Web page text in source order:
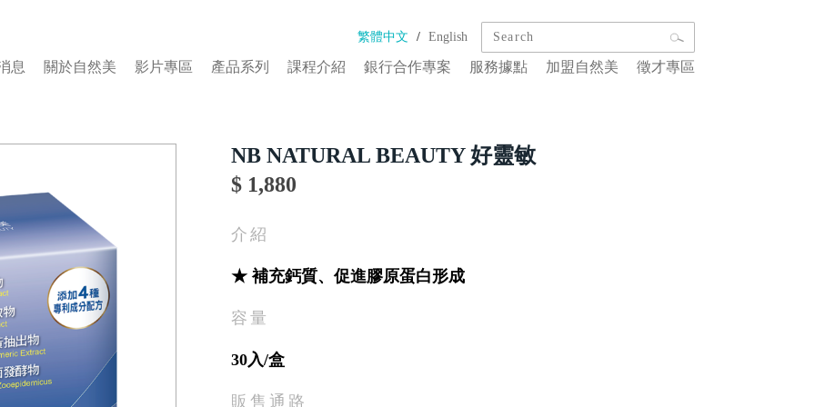
繁體中文 / English
息 關於自然美 影片專區 產品系列 課程介紹 銀行合作專案 服務據點 加盟自然美 徵才專區
NB NATURAL BEAUTY 好靈敏
$ 1,880
介紹
★ 補充鈣質、促進膠原蛋白形成
容量
30入/盒
販售通路